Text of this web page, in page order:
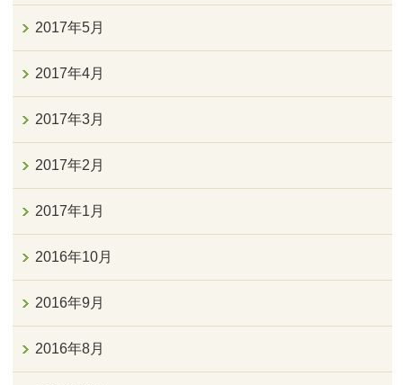
2017年5月
2017年4月
2017年3月
2017年2月
2017年1月
2016年10月
2016年9月
2016年8月